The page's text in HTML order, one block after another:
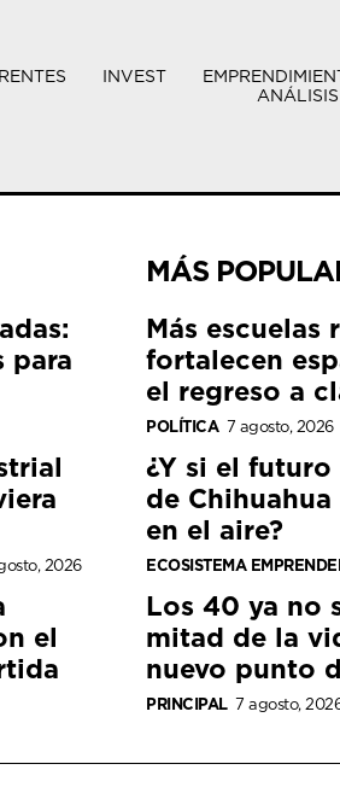
INVEST
para
2026
el
MÁS
Más escuelas
fortalecen
el regreso a
POLÍTICA 7 agosto, 2026
¿Y si el
de
en el aire?
ECOSISTEMA
Los 40 ya no
mitad de la
nuevo punto
PRINCIPAL 7 agosto,